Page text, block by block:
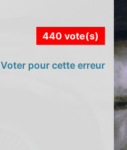
440 vote(s)
Voter pour cette erreur